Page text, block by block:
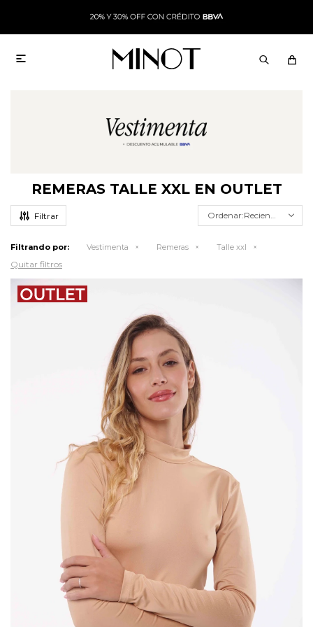

REMERAS TALLE XXL EN OUTLET
Recientes
Filtrando por: Vestimenta Remeras Talle xxl
Quitar filtros